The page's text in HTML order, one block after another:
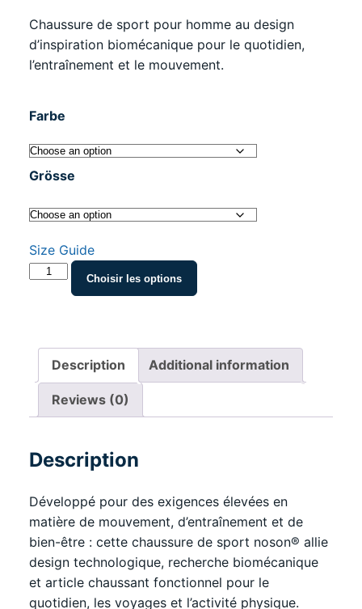
Chaussure de sport pour homme au design
d’inspiration biomécanique pour le quotidien,
l’entraînement et le mouvement.
Farbe
Grösse
Size Guide
noson®
Chaussure
pour
homme
quantity
Choisir les options
Description Additional information
Reviews (0)
Description
Développé pour des exigences élevées en
matière de mouvement, d’entraînement et de
bien-être : cette chaussure de sport noson® allie
design technologique, recherche biomécanique
et article chaussant fonctionnel pour le
quotidien, les voyages et l’activité physique.